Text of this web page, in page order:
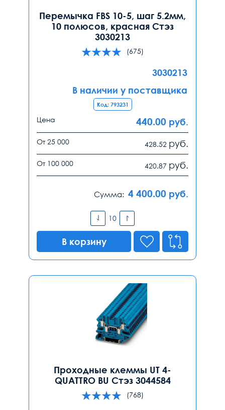
Перемычка FBS 10-5, шаг 5.2мм,
10 полюсов, красная Стэз
3030213
(675)
3030213
В наличии у поставщика
Код: 793231
Цена 440.00 руб.
От 25 000 428.52 руб.
От 100 000 420.87 руб.
Сумма: 4 400.00 руб.
В корзину
Проходные клеммы UT 4-
QUATTRO BU Стэз 3044584
(768)